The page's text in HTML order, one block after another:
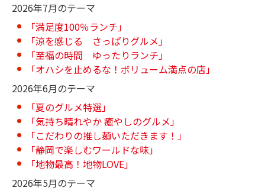
2026年7月のテーマ
「満足度100％ランチ」
「涼を感じる さっぱりグルメ」
「至福の時間 ゆったりランチ」
「オハシを止めるな！ボリューム満点の店」
2026年6月のテーマ
「夏のグルメ特選」
「気持ち晴れやか 癒やしのグルメ」
「こだわりの推し麺いただきます！」
「静岡で楽しむワールドな味」
「地物最高！地物LOVE」
2026年5月のテーマ